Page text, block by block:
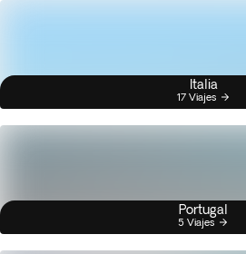
Italia
17 Viajes
Portugal
5 Viajes